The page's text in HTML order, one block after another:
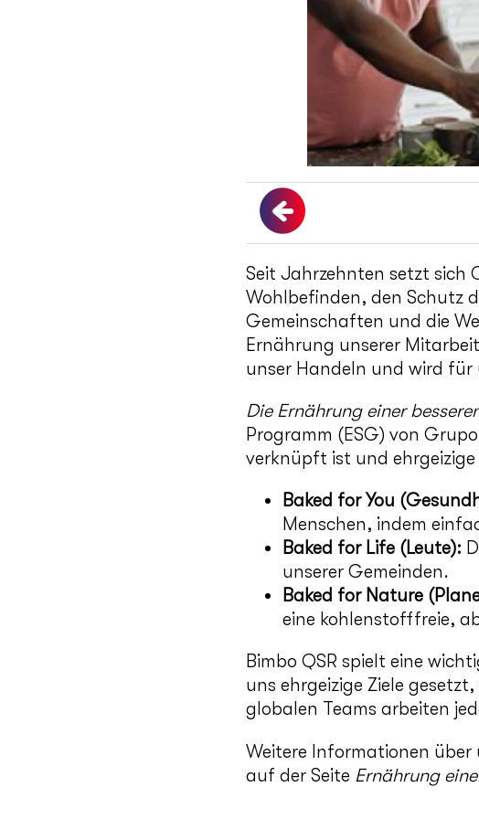
Seit Jahrzehnten setzt sich
Wohlbefinden, den Schutz
Gemeinschaften und die
Ernährung unserer
unser Handeln und wird
Die Ernährung einer
Programm (ESG) von
verknüpft ist und
Baked for You
Menschen, indem
Baked for Life (Leute):
unserer Gemeinden.
Baked for Nature
eine kohlenstofffreie,
Bimbo QSR spielt eine
uns ehrgeizige Ziele
globalen Teams arbeiten
Weitere Informationen über
auf der Seite Ernährung